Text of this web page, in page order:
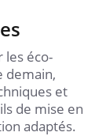
les éco-
demain,
et
de mise en
adaptés.